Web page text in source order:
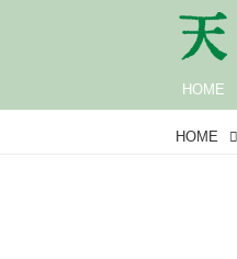
HOME
HOME